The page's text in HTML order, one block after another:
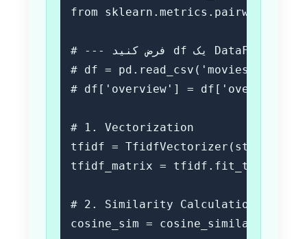
from sklearn.metrics.pairwise
# --- فرض کنید df یک DataFrame پاندازی است که قبلاً بارگذاری شده ---
# df = pd.read_csv('movies.csv')
# df['overview'] =
# 1. Vectorization
tfidf =
tfidf_matrix =
# 2. Similarity Calculation
cosine_sim =